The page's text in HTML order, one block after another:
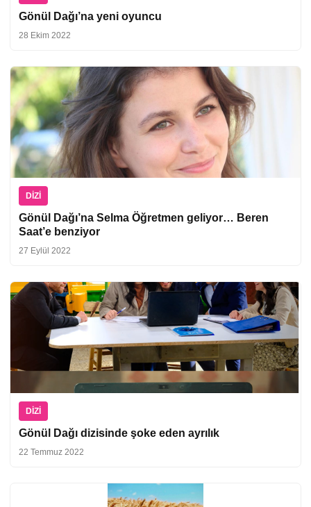
Gönül Dağı’na yeni oyuncu
28 Ekim 2022
DIZI
Gönül Dağı’na Selma Öğretmen geliyor… Beren
Saat’e benziyor
27 Eylül 2022
DIZI
Gönül Dağı dizisinde şoke eden ayrılık
22 Temmuz 2022